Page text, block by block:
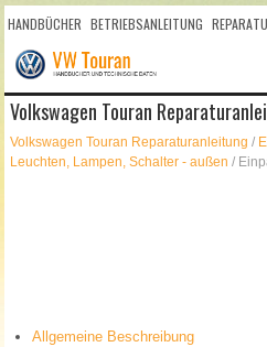
HANDBÜCHER BETRIEBSANLEITUNG
SUCHLAUF
Volkswagen Touran
Volkswagen Touran Reparaturanleitung /
Leuchten, Lampen, Schalter - außen /
Allgemeine Beschreibung